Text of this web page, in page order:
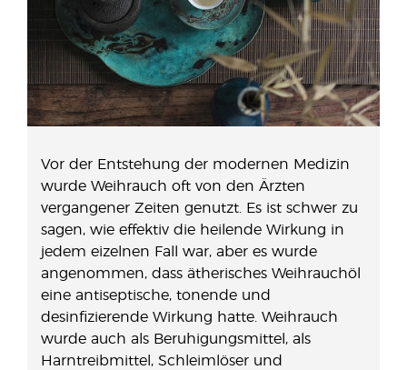
Vor der Entstehung der modernen Medizin
wurde Weihrauch oft von den Ärzten
vergangener Zeiten genutzt. Es ist schwer zu
sagen, wie effektiv die heilende Wirkung in
jedem eizelnen Fall war, aber es wurde
angenommen, dass ätherisches Weihrauchöl
eine antiseptische, tonende und
desinfizierende Wirkung hatte. Weihrauch
wurde auch als Beruhigungsmittel, als
Harntreibmittel, Schleimlöser und